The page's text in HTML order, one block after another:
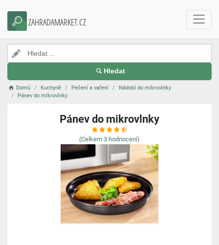
ZAHRADAMARKET.CZ
Hledat
Domů Kuchyně Pečení a vaření
Nádobí do mikrovlnky
Pánev do mikrovlnky
Pánev do mikrovlnky
(Celkem 3 hodnocení)